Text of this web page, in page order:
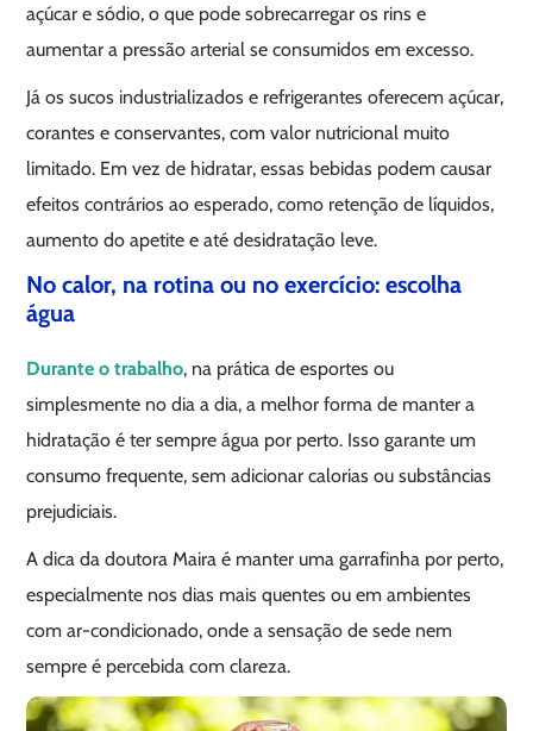
açúcar e sódio, o que pode sobrecarregar os rins e
aumentar a pressão arterial se consumidos em excesso.
Já os sucos industrializados e refrigerantes oferecem açúcar,
corantes e conservantes, com valor nutricional muito
limitado. Em vez de hidratar, essas bebidas podem causar
efeitos contrários ao esperado, como retenção de líquidos,
aumento do apetite e até desidratação leve.
No calor, na rotina ou no exercício: escolha
água
Durante o trabalho, na prática de esportes ou
simplesmente no dia a dia, a melhor forma de manter a
hidratação é ter sempre água por perto. Isso garante um
consumo frequente, sem adicionar calorias ou substâncias
prejudiciais.
A dica da doutora Maira é manter uma garrafinha por perto,
especialmente nos dias mais quentes ou em ambientes
com ar-condicionado, onde a sensação de sede nem
sempre é percebida com clareza.